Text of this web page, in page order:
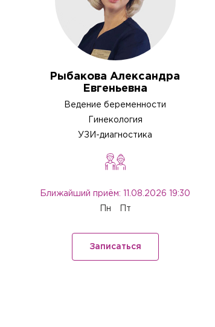
Рыбакова Александра
Евгеньевна
Ведение беременности
Гинекология
УЗИ-диагностика
Ближайший приём: 11.08.2026 19:30
Пн Пт
Записаться